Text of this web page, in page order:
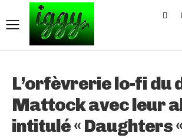
L’orfèvrerie lo-fi du
Mattock avec leur
intitulé « Daughters «